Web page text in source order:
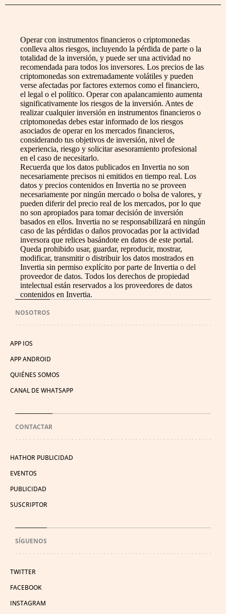
Operar con instrumentos financieros o criptomonedas
conlleva altos riesgos, incluyendo la pérdida de parte o la
totalidad de la inversión, y puede ser una actividad no
recomendada para todos los inversores. Los precios de las
criptomonedas son extremadamente volátiles y pueden
verse afectadas por factores externos como el financiero,
el legal o el político. Operar con apalancamiento aumenta
significativamente los riesgos de la inversión. Antes de
realizar cualquier inversión en instrumentos financieros o
criptomonedas debes estar informado de los riesgos
asociados de operar en los mercados financieros,
considerando tus objetivos de inversión, nivel de
experiencia, riesgo y solicitar asesoramiento profesional
en el caso de necesitarlo.
Recuerda que los datos publicados en Invertia no son
necesariamente precisos ni emitidos en tiempo real. Los
datos y precios contenidos en Invertia no se proveen
necesariamente por ningún mercado o bolsa de valores, y
pueden diferir del precio real de los mercados, por lo que
no son apropiados para tomar decisión de inversión
basados en ellos. Invertia no se responsabilizará en ningún
caso de las pérdidas o daños provocadas por la actividad
inversora que relices basándote en datos de este portal.
Queda prohibido usar, guardar, reproducir, mostrar,
modificar, transmitir o distribuir los datos mostrados en
Invertia sin permiso explícito por parte de Invertia o del
proveedor de datos. Todos los derechos de propiedad
intelectual están reservados a los proveedores de datos
contenidos en Invertia.
NOSOTROS
APP IOS
APP ANDROID
QUIÉNES SOMOS
CANAL DE WHATSAPP
CONTACTAR
HATHOR PUBLICIDAD
EVENTOS
PUBLICIDAD
SUSCRIPTOR
SÍGUENOS
TWITTER
FACEBOOK
INSTAGRAM